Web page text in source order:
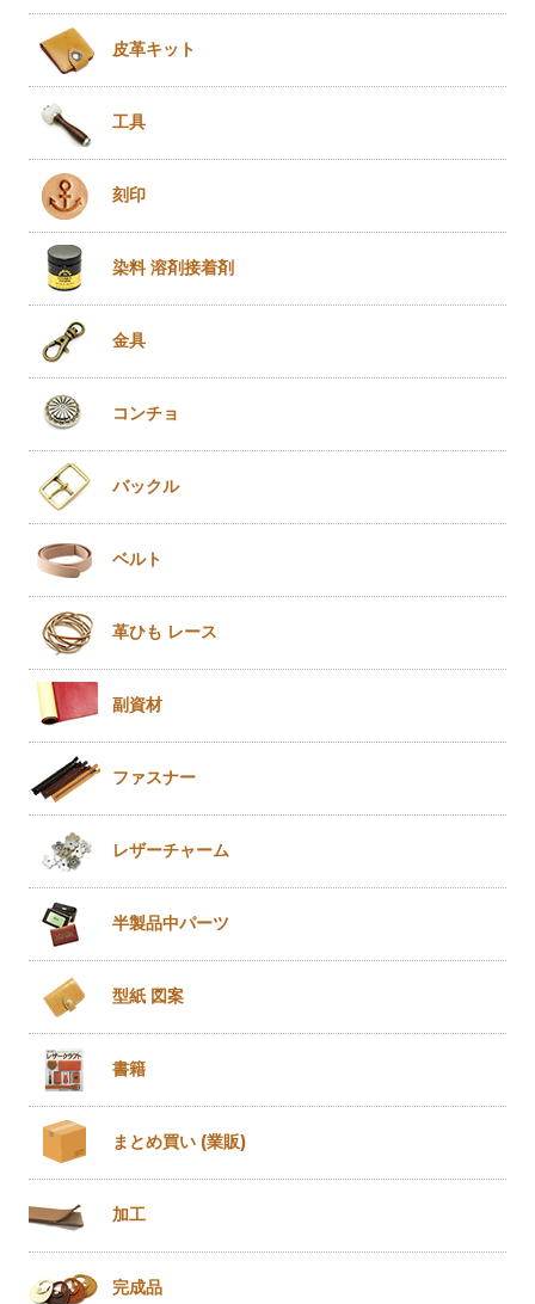
皮革キット
工具
刻印
染料 溶剤接着剤
金具
コンチョ
バックル
ベルト
革ひも レース
副資材
ファスナー
レザーチャーム
半製品中パーツ
型紙 図案
書籍
まとめ買い (業販)
加工
完成品